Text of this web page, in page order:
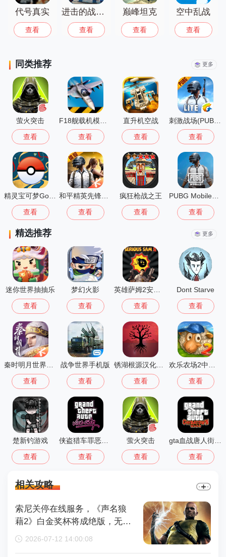
代号真实
查看
进击的战争机器
查看
巅峰坦克
查看
空中乱战
查看
同类推荐 更多
萤火突击
查看 查看
直升机空战
查看 查看
查看 查看
疯狂枪战之王
查看 查看
精选推荐 更多
迷你世界抽抽乐
查看
梦幻火影
查看 查看
Dont Starve
查看
秦时明月世界测试服
查看
战争世界手机版
查看
锈湖根源汉化版 3.1.5
查看
欢乐农场2中文版
查看
楚新钓游戏
查看 查看
萤火突击
查看 查看
相关攻略
索尼关停在线服务，《声名狼
藉2》白金奖杯将成绝版，无法
再获取
2026-07-12 14:00:08